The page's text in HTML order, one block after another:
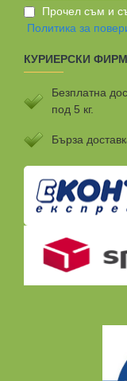
Прочел съм и
Политика за
КУРИЕРСКИ
Безплатна
под 5 кг.
Бързa